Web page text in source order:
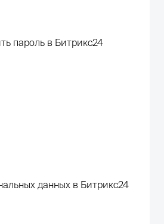
пароль в Битрикс24
данных в Битрикс24